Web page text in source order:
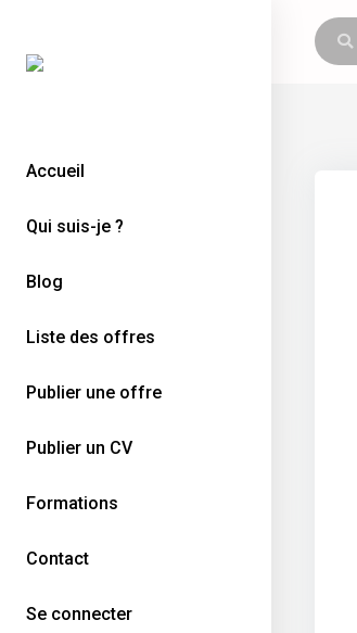
Accueil
Qui suis-je ?
Blog
Liste des offres
Publier une offre
Publier un CV
Formations
Contact
Se connecter